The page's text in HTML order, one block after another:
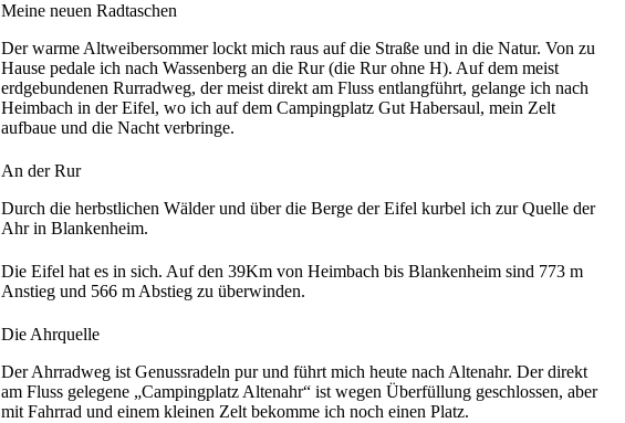
Meine neuen Radtaschen
Der warme Altweibersommer lockt mich raus auf die Straße und in die Natur. Von zu
Hause pedale ich nach Wassenberg an die Rur (die Rur ohne H). Auf dem meist
erdgebundenen Rurradweg, der meist direkt am Fluss entlangführt, gelange ich nach
Heimbach in der Eifel, wo ich auf dem Campingplatz Gut Habersaul, mein Zelt
aufbaue und die Nacht verbringe.
An der Rur
Durch die herbstlichen Wälder und über die Berge der Eifel kurbel ich zur Quelle der
Ahr in Blankenheim.
Die Eifel hat es in sich. Auf den 39Km von Heimbach bis Blankenheim sind 773 m
Anstieg und 566 m Abstieg zu überwinden.
Die Ahrquelle
Der Ahrradweg ist Genussradeln pur und führt mich heute nach Altenahr. Der direkt
am Fluss gelegene „Campingplatz Altenahr“ ist wegen Überfüllung geschlossen, aber
mit Fahrrad und einem kleinen Zelt bekomme ich noch einen Platz.